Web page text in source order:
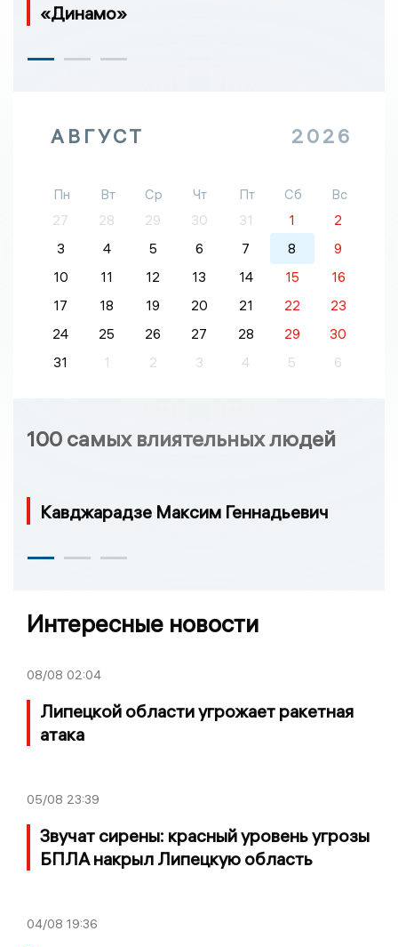
«Динамо»
АВГУСТ 2026
Пн Вт Ср Чт Пт Сб
Вс
27
28 29 30 31 1
2
3
4 5 6 7 8
9
10
11 12 13 14 15
16
17
18 19 20 21 22
23
24
25 26 27 28 29
30
31
1 2 3 4 5 6
100 самых влиятельных людей
Кавджарадзе Максим Геннадьевич
Интересные новости
08/08 02:04
Липецкой области угрожает ракетная
атака
05/08 23:39
Звучат сирены: красный уровень угрозы
БПЛА накрыл Липецкую область
04/08 19:36